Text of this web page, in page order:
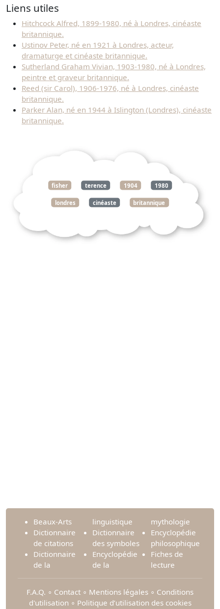
Liens utiles
Hitchcock Alfred, 1899-1980, né à Londres, cinéaste
britannique.
Ustinov Peter, né en 1921 à Londres, acteur,
dramaturge et cinéaste britannique.
Sutherland Graham Vivian, 1903-1980, né à Londres,
peintre et graveur britannique.
Reed (sir Carol), 1906-1976, né à Londres, cinéaste
britannique.
Parker Alan, né en 1944 à Islington (Londres), cinéaste
britannique.
fisher terence 1904 1980
londres cinéaste britannique
Beaux-Arts
Dictionnaire
de citations
Dictionnaire
de la
linguistique
Dictionnaire
des symboles
Encyclopédie
de la
mythologie
Encyclopédie
philosophique
Fiches de
lecture
F.A.Q. ∘ Contact ∘ Mentions légales ∘ Conditions
d'utilisation ∘ Politique d’utilisation des cookies